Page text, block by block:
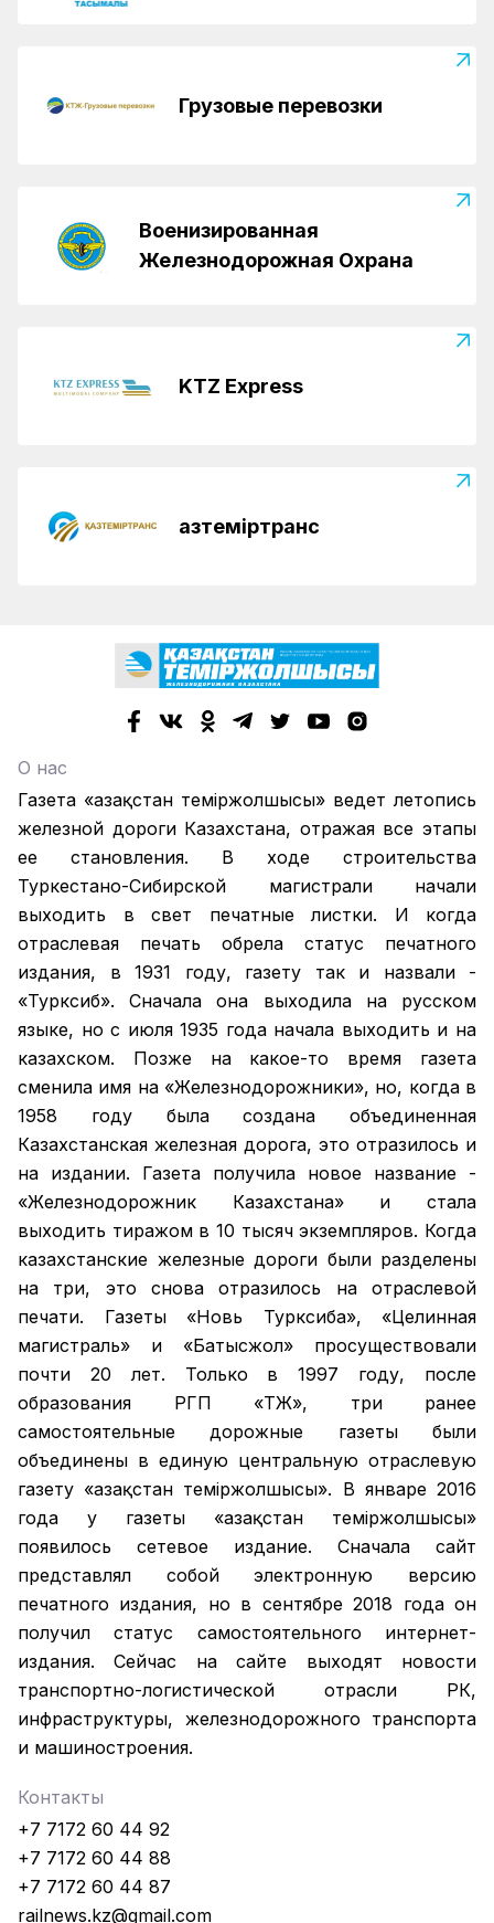
Грузовые перевозки
Военизированная
Железнодорожная Охрана
KTZ Express
Қазтеміртранс
О нас
Газета «Қазақстан теміржолшысы» ведет летопись
железной дороги Казахстана, отражая все этапы
ее становления. В ходе строительства
Туркестано-Сибирской магистрали начали
выходить в свет печатные листки. И когда
отраслевая печать обрела статус печатного
издания, в 1931 году, газету так и назвали -
«Турксиб». Сначала она выходила на русском
языке, но с июля 1935 года начала выходить и на
казахском. Позже на какое-то время газета
сменила имя на «Железнодорожники», но, когда в
1958 году была создана объединенная
Казахстанская железная дорога, это отразилось и
на издании. Газета получила новое название -
«Железнодорожник Казахстана» и стала
выходить тиражом в 10 тысяч экземпляров. Когда
казахстанские железные дороги были разделены
на три, это снова отразилось на отраслевой
печати. Газеты «Новь Турксиба», «Целинная
магистраль» и «Батысжол» просуществовали
почти 20 лет. Только в 1997 году, после
образования РГП «ҚТЖ», три ранее
самостоятельные дорожные газеты были
объединены в единую центральную отраслевую
газету «Қазақстан темiржолшысы». В январе 2016
года у газеты «Қазақстан теміржолшысы»
появилось сетевое издание. Сначала сайт
представлял собой электронную версию
печатного издания, но в сентябре 2018 года он
получил статус самостоятельного интернет-
издания. Сейчас на сайте выходят новости
транспортно-логистической отрасли РК,
инфраструктуры, железнодорожного транспорта
и машиностроения.
Контакты
+7 7172 60 44 92
+7 7172 60 44 88
+7 7172 60 44 87
railnews.kz@gmail.com